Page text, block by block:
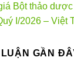
Bột thảo
I/2026 – Việt
LUẬN GẦN